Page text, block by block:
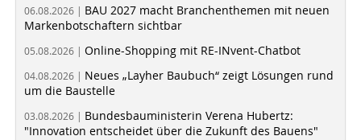
06.08.2026 | BAU 2027 macht Branchenthemen mit neuen
Markenbotschaftern sichtbar
05.08.2026 | Online-Shopping mit RE-INvent-Chatbot
04.08.2026 | Neues „Layher Baubuch“ zeigt Lösungen rund
um die Baustelle
03.08.2026 | Bundesbauministerin Verena Hubertz:
"Innovation entscheidet über die Zukunft des Bauens"